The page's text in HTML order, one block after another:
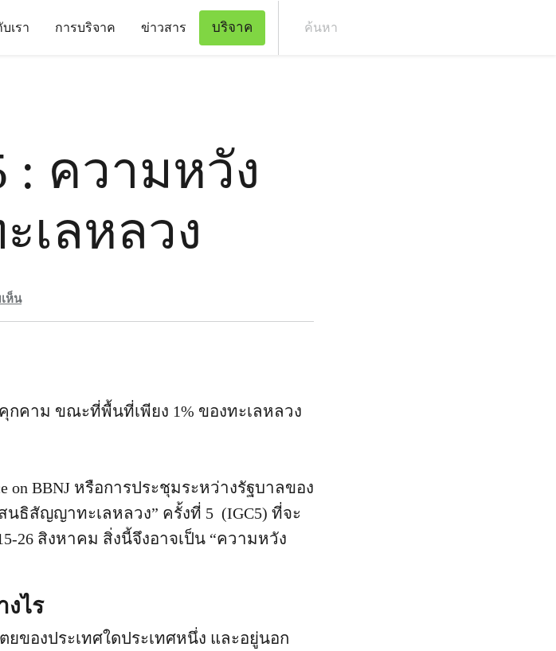
เรา การบริจาค ข่าวสาร บริจาค
: ความหวัง
เลหลวง
ห็น
คาม ขณะที่พื้นที่เพียง 1% ของทะเลหลวง
on BBNJ หรือการประชุมระหว่างรัฐบาลของ
ธิสัญญาทะเลหลวง” ครั้งที่ 5 (IGC5) ที่จะ
26 สิงหาคม สิ่งนี้จึงอาจเป็น “ความหวัง
งไร
ของประเทศใดประเทศหนึ่ง และอยู่นอก